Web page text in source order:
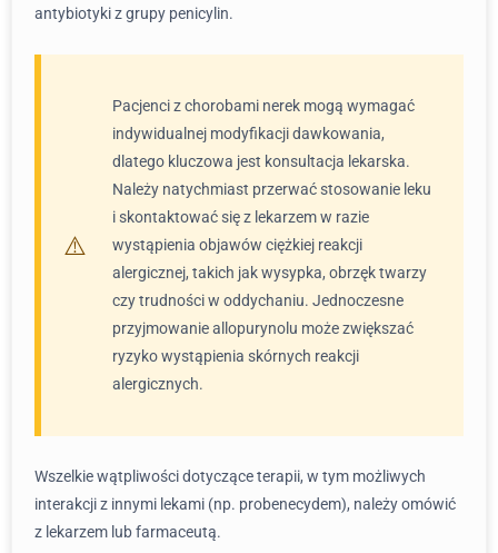
antybiotyki z grupy penicylin.
Pacjenci z chorobami nerek mogą wymagać
indywidualnej modyfikacji dawkowania,
dlatego kluczowa jest konsultacja lekarska.
Należy natychmiast przerwać stosowanie leku
i skontaktować się z lekarzem w razie
wystąpienia objawów ciężkiej reakcji
alergicznej, takich jak wysypka, obrzęk twarzy
czy trudności w oddychaniu. Jednoczesne
przyjmowanie allopurynolu może zwiększać
ryzyko wystąpienia skórnych reakcji
alergicznych.
Wszelkie wątpliwości dotyczące terapii, w tym możliwych
interakcji z innymi lekami (np. probenecydem), należy omówić
z lekarzem lub farmaceutą.